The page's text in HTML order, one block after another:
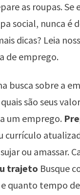
as roupas.
social, nunca é
dicas? Leia
de emprego.
busca sobre a
são seus
um emprego.
currículo
ou amassar.
trajeto Busque
quanto tempo